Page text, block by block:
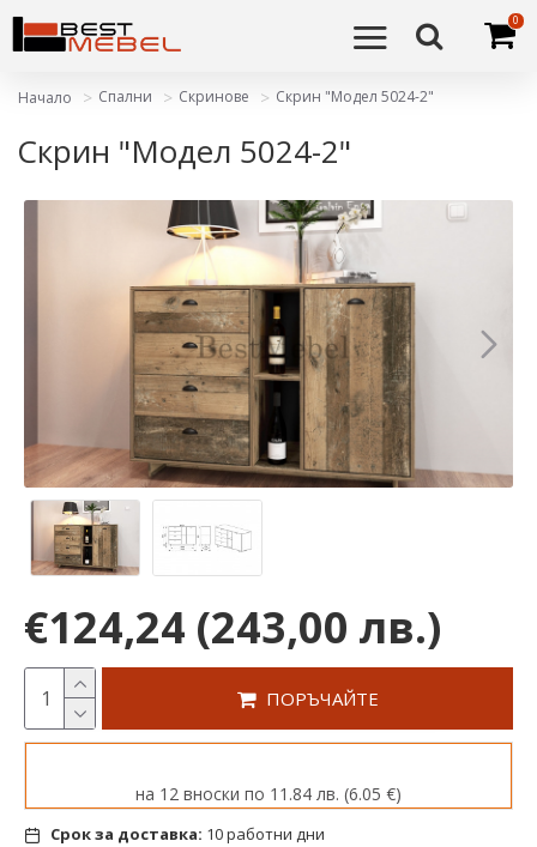
0
Начало Спални Скринове Скрин "Модел 5024-2"
Скрин "Модел 5024-2"
Срок за доставка: 10 работни дни
€124,24 (243,00 лв.)
ПОРЪЧАЙТЕ
на 12 вноски по 11.84 лв. (6.05 €)